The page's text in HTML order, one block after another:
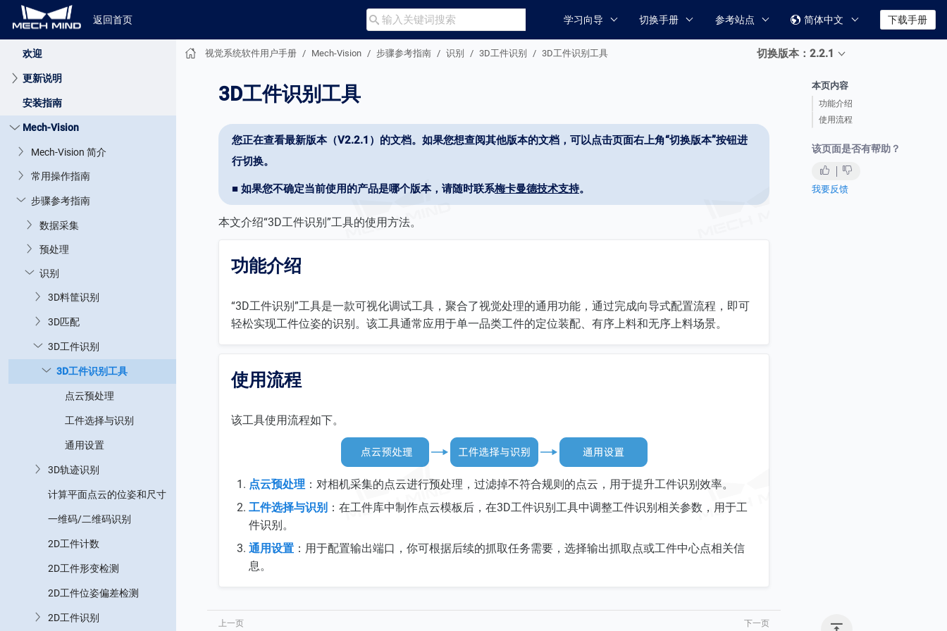
返回首页  学习向导 切换手册 参考站点  简体中文 下载手册
视觉系统软件用户手册
欢迎
更新说明
安装指南
Mech-Vision
Mech-Vision 简介
常用操作指南
步骤参考指南
数据采集
预处理
识别
3D料筐识别
3D匹配
3D工件识别
3D工件识别工具
点云预处理
工件选择与识别
通用设置
3D轨迹识别
计算平面点云的位姿和尺寸
一维码/二维码识别
2D工件计数
2D工件形变检测
2D工件位姿偏差检测
2D工件识别
视觉系统软件用户手册 Mech-Vision 步骤参考指南 识别 3D工件识别 3D工件识别工具 切换版本：2.2.1
本页内容
功能介绍
使用流程
该页面是否有帮助？
我要反馈
3D工件识别工具
您正在查看最新版本（V2.2.1）的文档。如果您想查阅其他版本的文档，可以点击页面右上角“切换版本”按钮进
行切换。
■ 如果您不确定当前使用的产品是哪个版本，请随时联系梅卡曼德技术支持。
本文介绍“3D工件识别”工具的使用方法。
功能介绍
“3D工件识别”工具是一款可视化调试工具，聚合了视觉处理的通用功能，通过完成向导式配置流程，即可
轻松实现工件位姿的识别。该工具通常应用于单一品类工件的定位装配、有序上料和无序上料场景。
使用流程
该工具使用流程如下。
点云预处理 ：对相机采集的点云进行预处理，过滤掉不符合规则的点云，用于提升工件识别效率。
工件选择与识别 ：在工件库中制作点云模板后，在3D工件识别工具中调整工件识别相关参数，用于工
件识别。
通用设置 ：用于配置输出端口，你可根据后续的抓取任务需要，选择输出抓取点或工件中心点相关信
息。